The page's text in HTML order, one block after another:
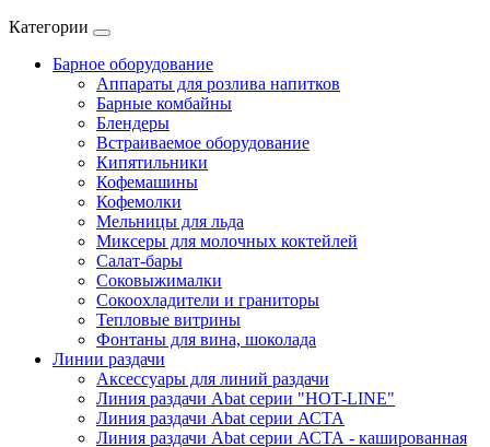
Категории
Барное оборудование
Аппараты для розлива напитков
Барные комбайны
Блендеры
Встраиваемое оборудование
Кипятильники
Кофемашины
Кофемолки
Мельницы для льда
Миксеры для молочных коктейлей
Салат-бары
Соковыжималки
Сокоохладители и граниторы
Тепловые витрины
Фонтаны для вина, шоколада
Линии раздачи
Аксессуары для линий раздачи
Линия раздачи Abat серии "HOT-LINE"
Линия раздачи Abat серии АСТА
Линия раздачи Abat серии АСТА - кашированная